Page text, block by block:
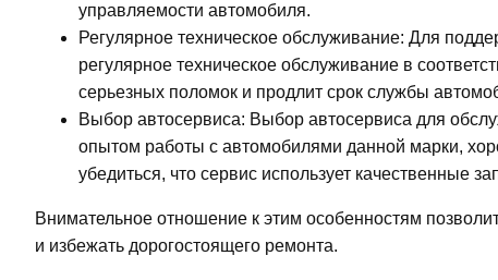
управляемости автомобиля.
Регулярное техническое обслуживание: Для
регулярное техническое обслуживание в
серьезных поломок и продлит срок службы
Выбор автосервиса: Выбор автосервиса для
опытом работы с автомобилями данной марки,
убедиться, что сервис использует качественные
Внимательное отношение к этим особенностям
и избежать дорогостоящего ремонта.